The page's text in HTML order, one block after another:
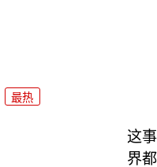
最热
这
界